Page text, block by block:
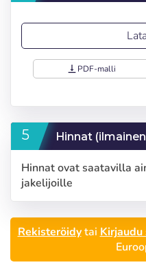
vertical_align_bottom PDF-malli
Hinnat
Hinnat ovat saatavilla
jakelijoille
Rekisteröidytai Kirjaudu